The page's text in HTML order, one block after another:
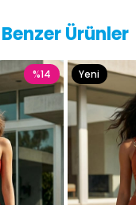
Benzer Ürünler
%14
Yeni
Ürün